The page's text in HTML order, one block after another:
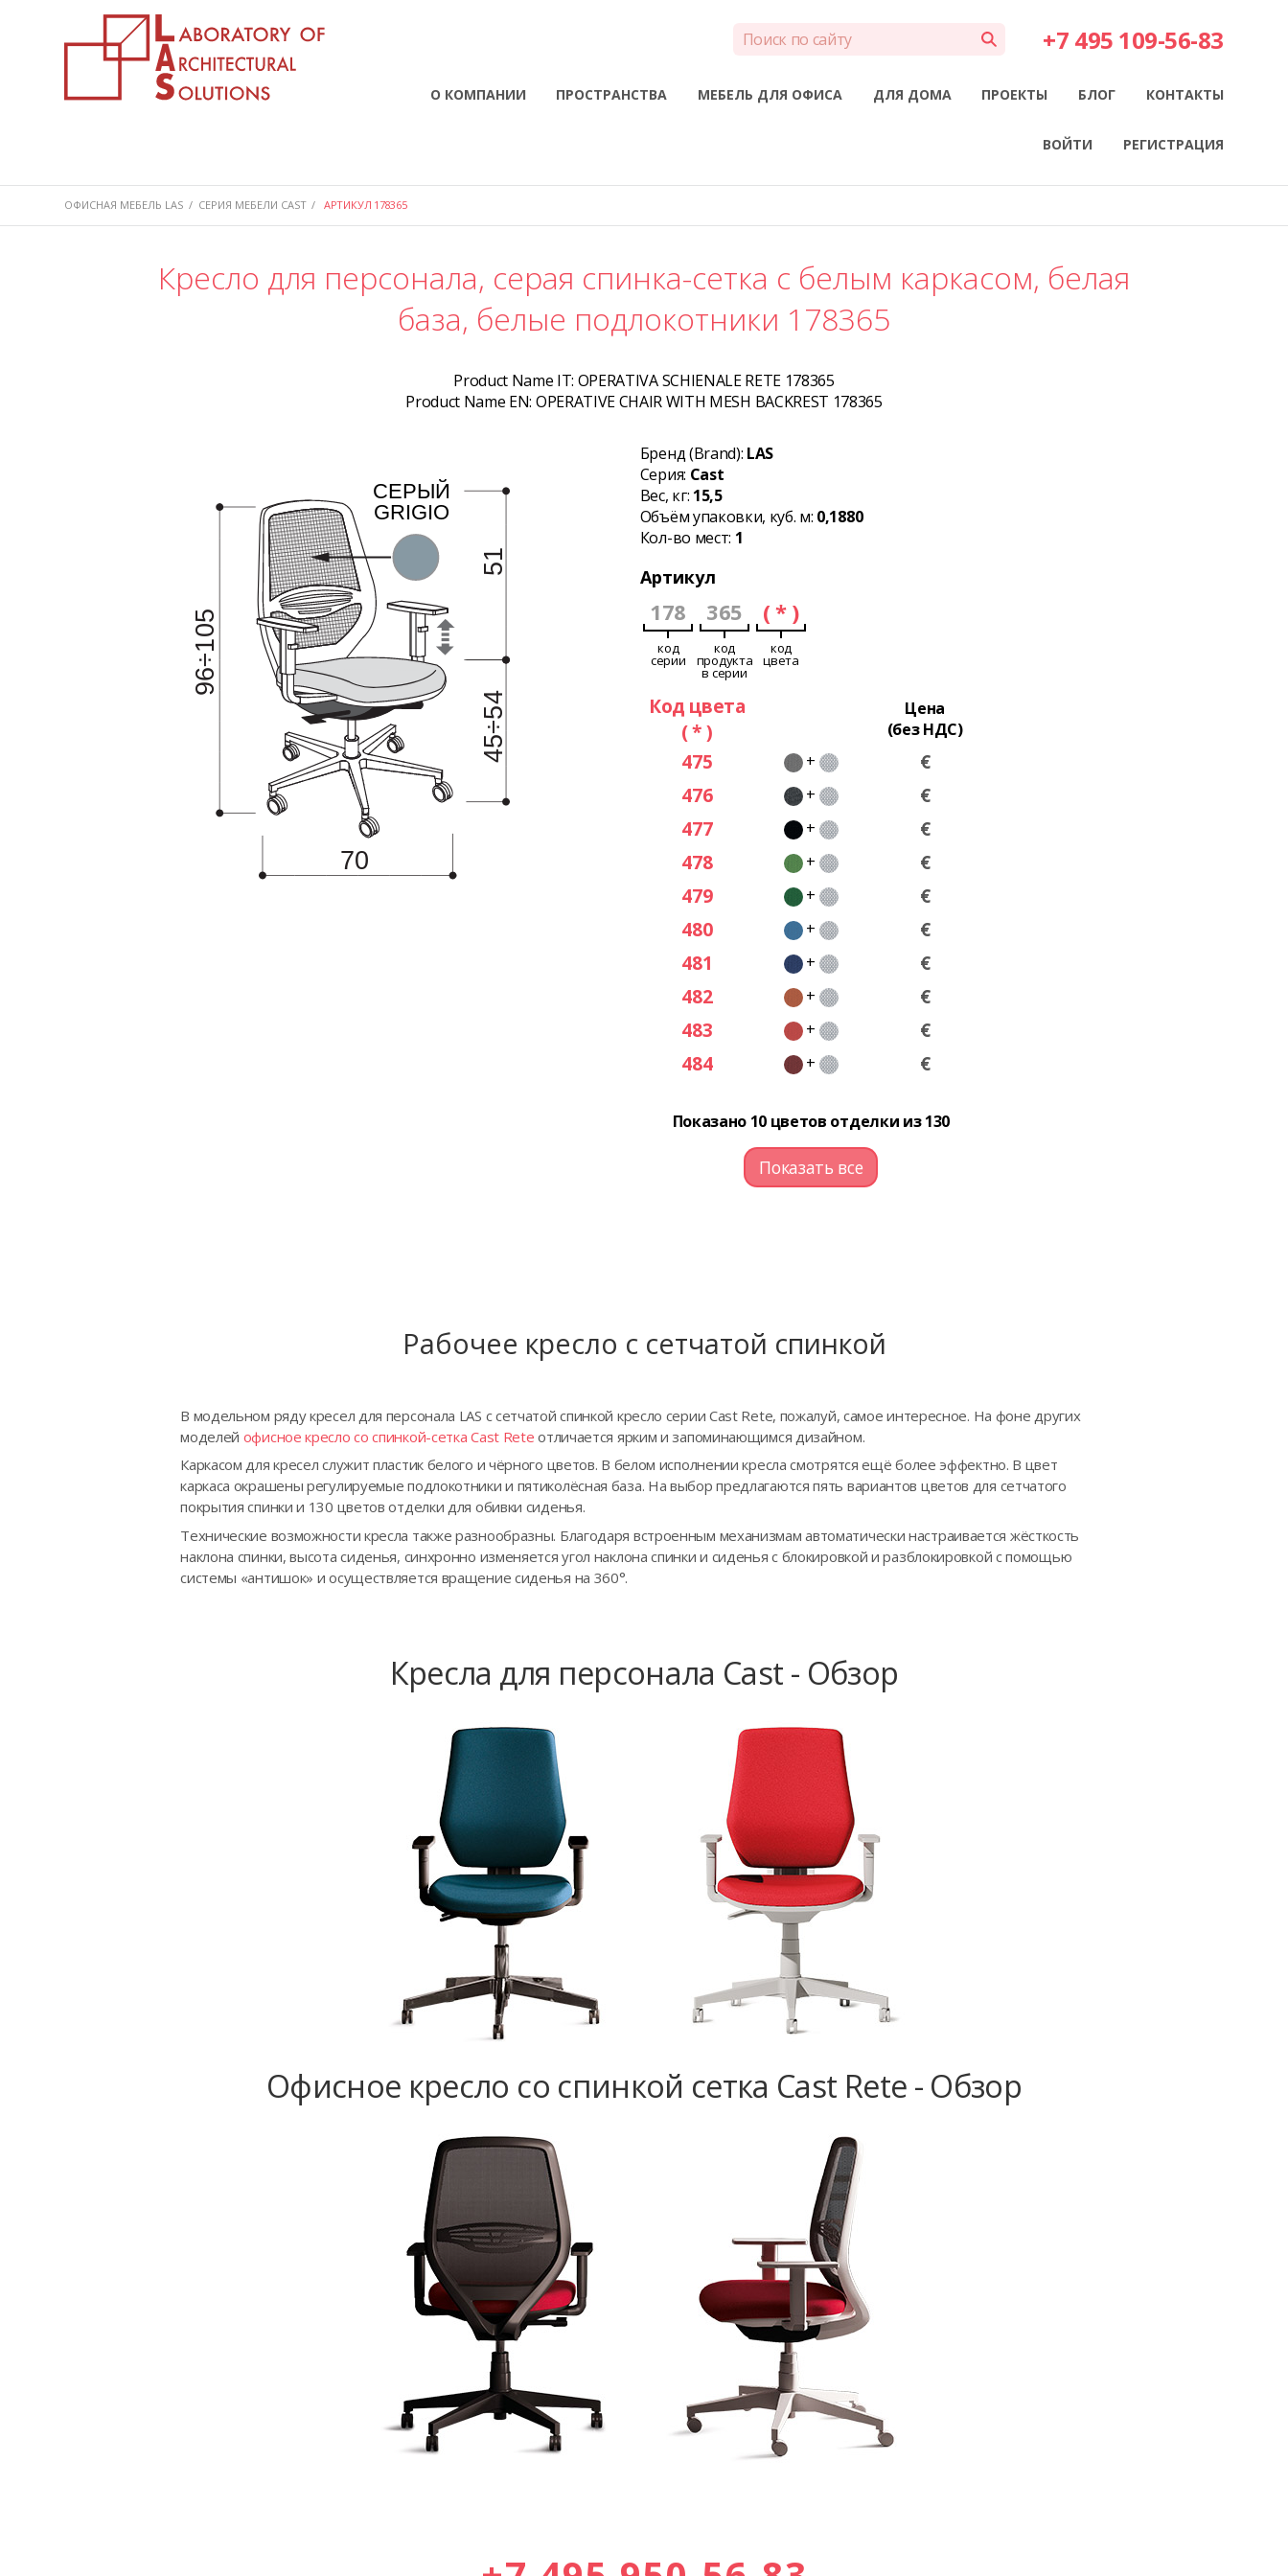
+7 495 109-56-83
О КОМПАНИИ ПРОСТРАНСТВА МЕБЕЛЬ ДЛЯ ОФИСА ДЛЯ ДОМА ПРОЕКТЫ БЛОГ КОНТАКТЫ
ВОЙТИ РЕГИСТРАЦИЯ
ОФИСНАЯ МЕБЕЛЬ LAS / СЕРИЯ МЕБЕЛИ CAST / АРТИКУЛ 178365
Кресло для персонала, серая спинка-сетка с белым каркасом, белая
база, белые подлокотники 178365
Product Name IT: OPERATIVA SCHIENALE RETE 178365
Product Name EN: OPERATIVE CHAIR WITH MESH BACKREST 178365
Бренд (Brand): LAS
Серия: Cast
Вес, кг: 15,5
Объём упаковки, куб. м: 0,1880
Кол-во мест: 1
Артикул
178
код
серии
365
код
продукта
в серии
( * )
код
цвета
Код цвета
( * )
Цена
(без НДС)
475 +
€
476
+
€
477
+
€
478
+
€
479
+
€
480
+
€
481
+
€
482
+
€
483
+
€
484
+ €
Показано 10 цветов отделки из 130
Показать все
Рабочее кресло с сетчатой спинкой
В модельном ряду кресел для персонала LAS с сетчатой спинкой кресло серии Cast Rete, пожалуй, самое интересное. На фоне других
моделей офисное кресло со спинкой-сетка Cast Rete отличается ярким и запоминающимся дизайном.
Каркасом для кресел служит пластик белого и чёрного цветов. В белом исполнении кресла смотрятся ещё более эффектно. В цвет
каркаса окрашены регулируемые подлокотники и пятиколёсная база. На выбор предлагаются пять вариантов цветов для сетчатого
покрытия спинки и 130 цветов отделки для обивки сиденья.
Технические возможности кресла также разнообразны. Благодаря встроенным механизмам автоматически настраивается жёсткость
наклона спинки, высота сиденья, синхронно изменяется угол наклона спинки и сиденья с блокировкой и разблокировкой с помощью
системы «антишок» и осуществляется вращение сиденья на 360°.
Кресла для персонала Cast - Обзор
Офисное кресло со спинкой сетка Cast Rete - Обзор